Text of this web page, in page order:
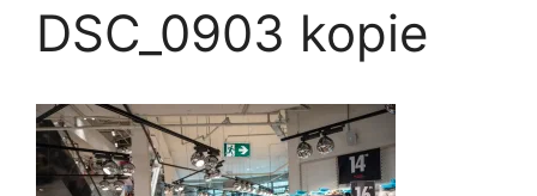
DSC_0903 kopie